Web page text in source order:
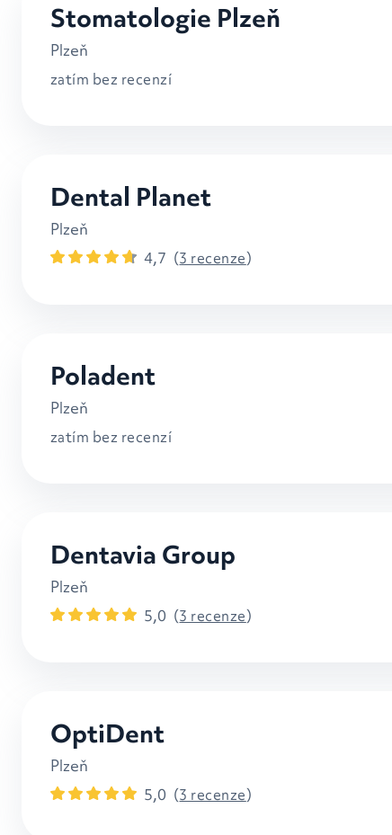
Stomatologie Plzeň
Plzeň
zatím bez recenzí
Dental Planet
Plzeň
4,7 (3 recenze)
Poladent
Plzeň
zatím bez recenzí
Dentavia Group
Plzeň
5,0 (3 recenze)
OptiDent
Plzeň
5,0 (3 recenze)